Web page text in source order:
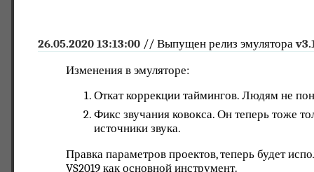
26.05.2020 13:13:00 // Выпущен релиз эмулятора
Изменения в эмуляторе:
Откат коррекции таймингов. Людям не
Фикс звучания ковокса. Он теперь тоже
источники звука.
Правка параметров проектов, теперь будет
VS2019 как основной инструмент.